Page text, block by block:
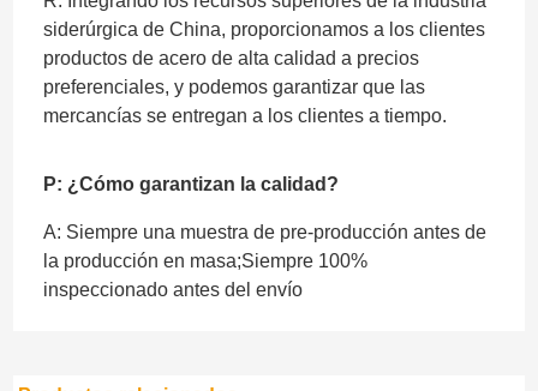
siderúrgica de China, proporcionamos a los clientes
productos de acero de alta calidad a precios
preferenciales, y podemos garantizar que las
mercancías se entregan a los clientes a tiempo.
P: ¿Cómo garantizan la calidad?
A: Siempre una muestra de pre-producción antes de
la producción en masa;Siempre 100%
inspeccionado antes del envío